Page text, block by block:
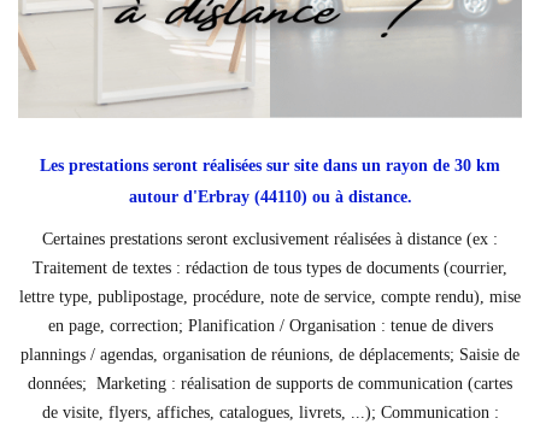
Les prestations seront réalisées sur site dans un rayon de 30 km
autour d'Erbray (44110) ou à distance.
Certaines prestations seront exclusivement réalisées à distance (ex :
Traitement de textes : rédaction de tous types de documents (courrier,
lettre type, publipostage, procédure, note de service, compte rendu), mise
en page, correction; Planification / Organisation : tenue de divers
plannings / agendas, organisation de réunions, de déplacements; Saisie de
données; Marketing : réalisation de supports de communication (cartes
de visite, flyers, affiches, catalogues, livrets, ...); Communication :